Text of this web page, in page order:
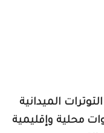
الميدانية
محلية وإقليمية